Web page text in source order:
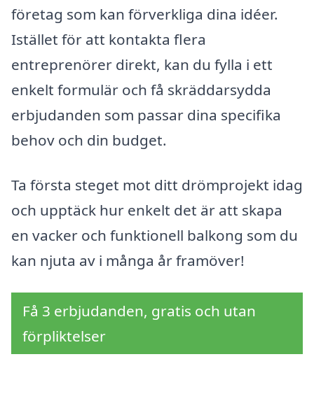
företag som kan förverkliga dina idéer.
Istället för att kontakta flera
entreprenörer direkt, kan du fylla i ett
enkelt formulär och få skräddarsydda
erbjudanden som passar dina specifika
behov och din budget.
Ta första steget mot ditt drömprojekt idag
och upptäck hur enkelt det är att skapa
en vacker och funktionell balkong som du
kan njuta av i många år framöver!
Få 3 erbjudanden, gratis och utan
förpliktelser